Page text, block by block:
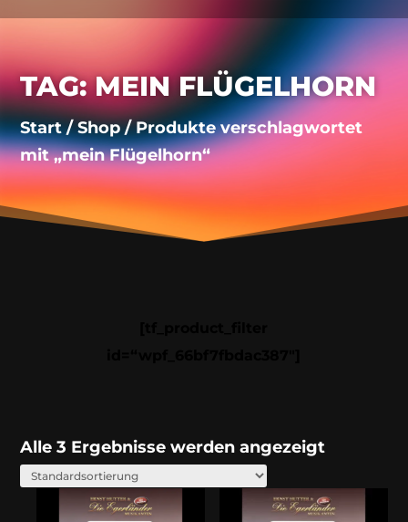
TAG: MEIN FLÜGELHORN
Start/Shop/ Produkte verschlagwortet
mit „mein Flügelhorn“
Alle 3 Ergebnisse werden angezeigt